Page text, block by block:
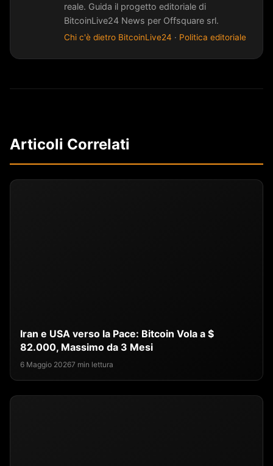
reale. Guida il progetto editoriale di
BitcoinLive24 News per Offsquare srl.
Chi c'è dietro BitcoinLive24 · Politica editoriale
Articoli Correlati
Iran e USA verso la Pace: Bitcoin Vola a $
82.000, Massimo da 3 Mesi
6 Maggio 20267 min lettura